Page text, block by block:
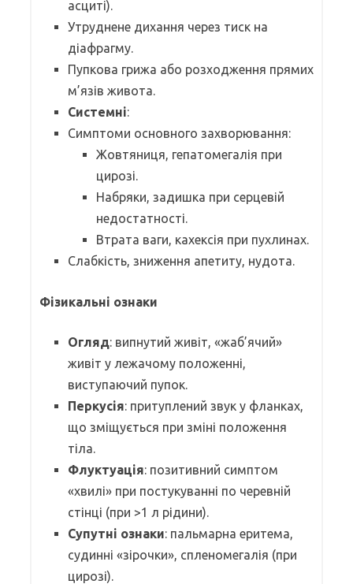
асциті).
Утруднене дихання через тиск на
діафрагму.
Пупкова грижа або розходження прямих
м’язів живота.
Системні:
Симптоми основного захворювання:
Жовтяниця, гепатомегалія при
цирозі.
Набряки, задишка при серцевій
недостатності.
Втрата ваги, кахексія при пухлинах.
Слабкість, зниження апетиту, нудота.
Фізикальні ознаки
Огляд: випнутий живіт, «жаб’ячий»
живіт у лежачому положенні,
виступаючий пупок.
Перкусія: притуплений звук у фланках,
що зміщується при зміні положення
тіла.
Флуктуація: позитивний симптом
«хвилі» при постукуванні по черевній
стінці (при >1 л рідини).
Супутні ознаки: пальмарна еритема,
судинні «зірочки», спленомегалія (при
цирозі).